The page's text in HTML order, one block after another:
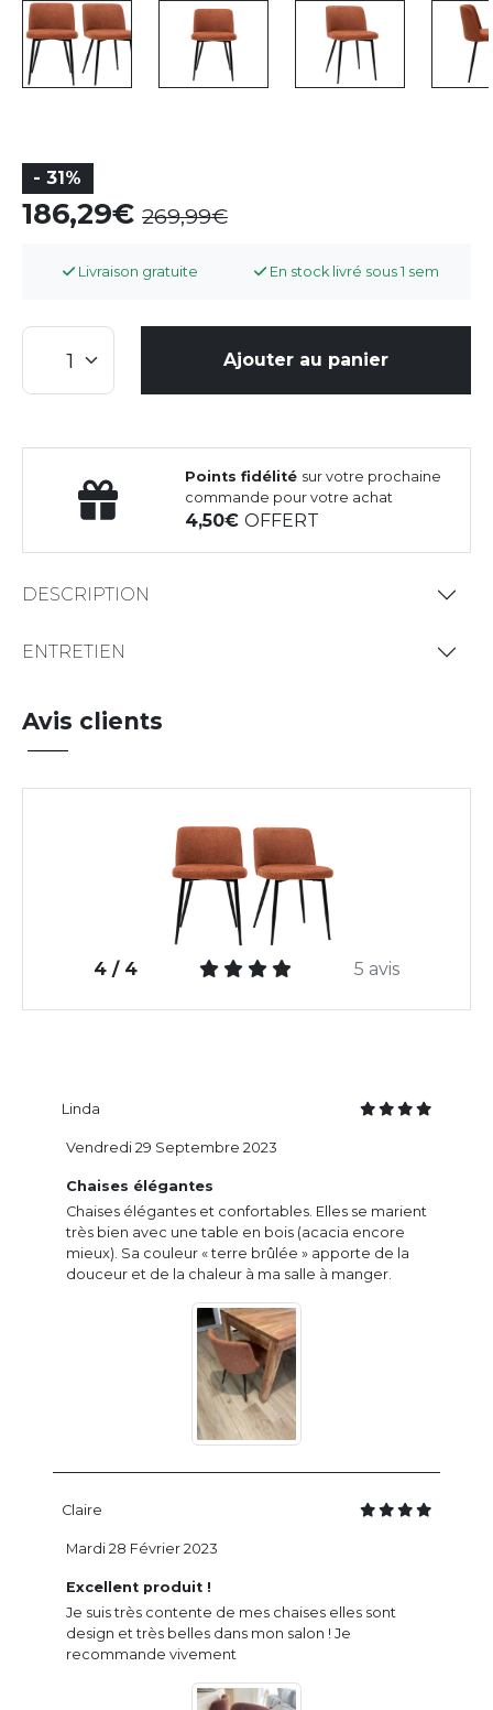
- 31%
186,29 269,99
Livraison gratuite En stock livré sous 1 sem
Ajouter au panier
Points fidélité sur votre prochaine
commande pour votre achat
4,50OFFERT
DESCRIPTION
ENTRETIEN
Avis clients
4 / 4 5 avis
Linda
Chaises élégantes
Chaises élégantes et confortables. Elles se marient
très bien avec une table en bois (acacia encore
mieux). Sa couleur « terre brûlée » apporte de la
douceur et de la chaleur à ma salle à manger.
Vendredi 29 Septembre 2023
Claire
Excellent produit !
Je suis très contente de mes chaises elles sont
design et très belles dans mon salon ! Je
recommande vivement
Mardi 28 Février 2023